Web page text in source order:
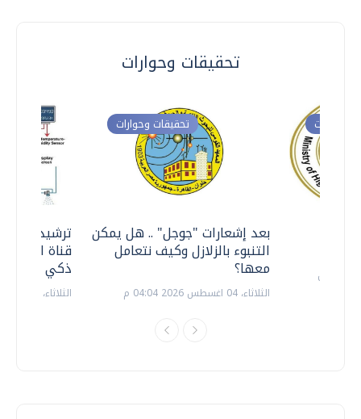
تحقيقات وحوارات
ترشيدا
قناة
ذكي
الثلاثاء، 14 يوليو 2026 06:11 م
تحقيقات وحوارات
بعد إشعارات "جوجل" .. هل يمكن
التنبوء بالزلازل وكيف نتعامل
معها؟
الثلاثاء، 04 اغسطس 2026 04:04 م
وحوارات